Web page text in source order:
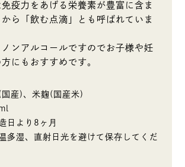
疫力をあげる栄養素が豊富に含ま
ら「飲む点滴」とも呼ばれていま
ンアルコールですのでお子様や妊
にもおすすめです。
産)、米麹(国産米)
日より8ヶ月
多湿、直射日光を避けて保存してくだ